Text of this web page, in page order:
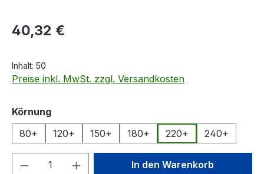
Regulärer Preis:
40,32 €
Inhalt: 50
Preise inkl. MwSt. zzgl. Versandkosten
Körnungauswählen
80+
120+ 150+ 180+ 220+ 240+
Produkt Anzahl: Gib denIn den Warenkorb